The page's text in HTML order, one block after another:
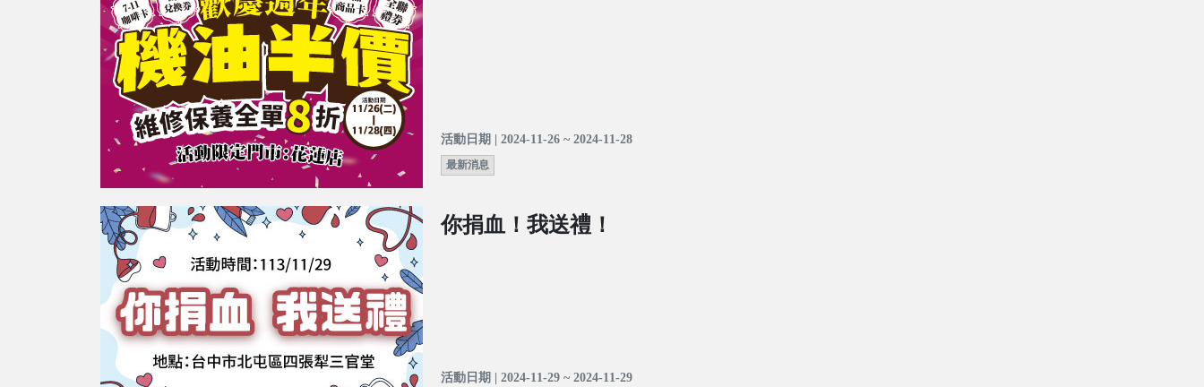
活動日期 | 2024-11-26 ~ 2024-11-28
最新消息
你捐血！我送禮！
活動日期 | 2024-11-29 ~ 2024-11-29